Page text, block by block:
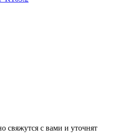
свяжутся с вами и уточнят